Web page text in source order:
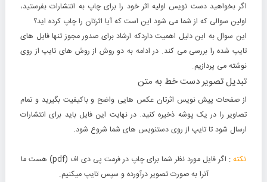
اگر بخواهید دست نویس اولیه اثر خود را برای چاپ به انتشارات بفرستید،
اولین سوالی که از شما می شود این است که آیا اثرتان را چاپ کرده اید؟
این سوال به این دلیل اهمیت داردکه ارشاد برای صدور مجوز تنها فایل های
تایپ شده را بررسی می کند. در ادامه به دو روش از روش های تایپ از روی
نوشته می پردازیم.
تبدیل تصویر دست خط به متن
از صفحات پیش نویس اثرتان عکس هایی واضح و باکیفیت بگیرید و تمام
تصاویر را در یک پوشه ذخیره کنید. در نهایت این فایل باید برای انتشارات
ارسال شود تا تایپ از روی دستنویس های شما شروع شود.
نکته
: اگر فایل مورد نظر شما برای چاپ در فرمت پی دی اف (pdf) هست ما
آنرا به صورت تصویر درآورده و سپس تایپ میکنیم.